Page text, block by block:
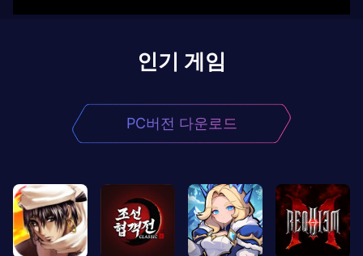
인기 게임
PC버전 다운로드